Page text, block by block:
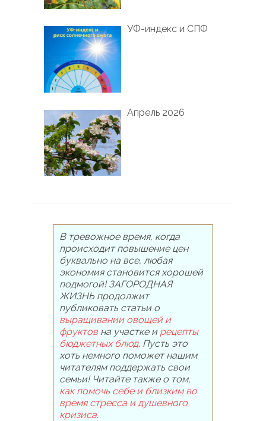
УФ-индекс и СПФ
Апрель 2026
В тревожное время, когда
происходит повышение цен
буквально на все, любая
экономия становится хорошей
подмогой! ЗАГОРОДНАЯ
ЖИЗНЬ продолжит
публиковать статьи о
выращивании овощей и
фруктовна участке и рецепты
бюджетных блюд. Пусть это
хоть немного поможет нашим
читателям поддержать свои
семьи! Читайте также о том,
как помочь себе и близким во
время стресса и душевного
кризиса.